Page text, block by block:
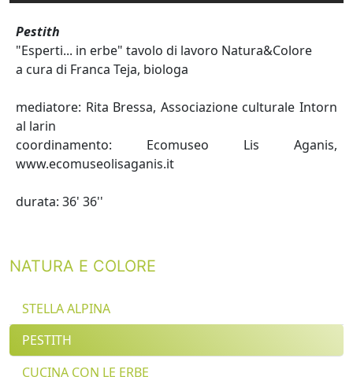
Pestith
"Esperti... in erbe" tavolo di lavoro Natura&Colore
a cura di Franca Teja, biologa
mediatore: Rita Bressa, Associazione culturale Intorn
al larin
coordinamento: Ecomuseo Lis Aganis,
www.ecomuseolisaganis.it
durata: 36' 36''
NATURA E COLORE
STELLA ALPINA
PESTITH
CUCINA CON LE ERBE